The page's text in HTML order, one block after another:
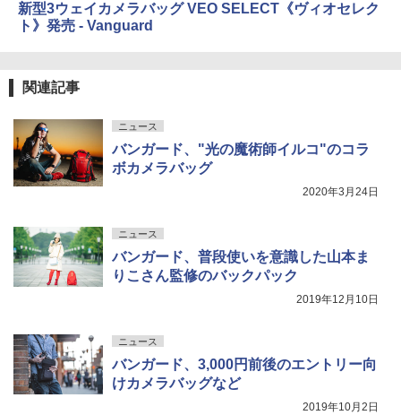
新型3ウェイカメラバッグ VEO SELECT《ヴィオセレク
ト》発売 - Vanguard
関連記事
ニュース
バンガード、"光の魔術師イルコ"のコラ
ボカメラバッグ
2020年3月24日
ニュース
バンガード、普段使いを意識した山本ま
りこさん監修のバックパック
2019年12月10日
ニュース
バンガード、3,000円前後のエントリー向
けカメラバッグなど
2019年10月2日